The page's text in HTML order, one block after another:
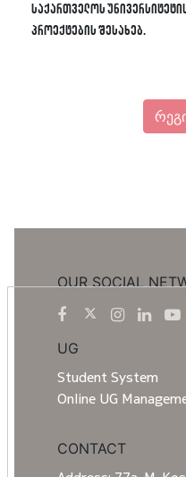
საქართველოს
პროექტების შესახებ.
OUR SOCIAL
UG
Student System
Online UG
CONTACT